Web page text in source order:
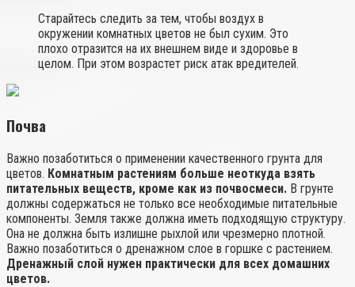
Старайтесь следить за тем, чтобы воздух в
окружении комнатных цветов не был сухим. Это
плохо отразится на их внешнем виде и здоровье в
целом. При этом возрастет риск атак вредителей.
Почва
Важно позаботиться о применении качественного грунта для
цветов. Комнатным растениям больше неоткуда взять
питательных веществ, кроме как из почвосмеси. В грунте
должны содержаться не только все необходимые питательные
компоненты. Земля также должна иметь подходящую структуру.
Она не должна быть излишне рыхлой или чрезмерно плотной.
Важно позаботиться о дренажном слое в горшке с растением.
Дренажный слой нужен практически для всех домашних
цветов.